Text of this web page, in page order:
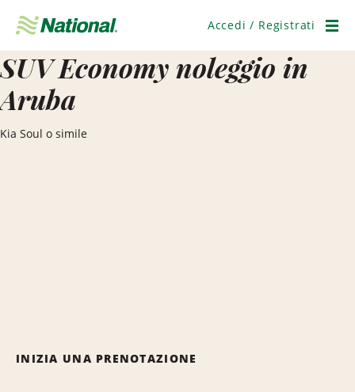
navigazione
Accedi / Registrati
SUV Economy noleggio in
Aruba
Kia Soul o simile
INIZIA UNA PRENOTAZIONE